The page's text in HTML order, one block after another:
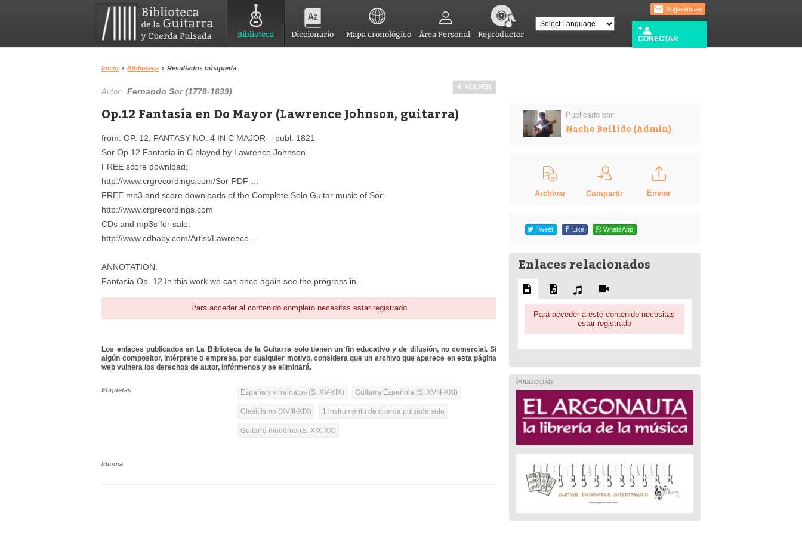
Biblioteca Diccionario Mapa cronológico Área Personal Reproductor
Sugerencias
CONECTAR
Inicio › Biblioteca › Resultados búsqueda
VOLVER
Autor:Fernando Sor (1778-1839)
Op.12 Fantasía en Do Mayor (Lawrence Johnson, guitarra)
from: OP. 12, FANTASY NO. 4 IN C MAJOR – publ. 1821
Sor Op 12 Fantasia in C played by Lawrence Johnson.
FREE score download:
http://www.crgrecordings.com/Sor-PDF-...
FREE mp3 and score downloads of the Complete Solo Guitar music of Sor:
http://www.crgrecordings.com
CDs and mp3s for sale:
http://www.cdbaby.com/Artist/Lawrence...
ANNOTATION:
Fantasia Op. 12 In this work we can once again see the progress in...
Para acceder al contenido completo necesitas estar registrado
Los enlaces publicados en La Biblioteca de la Guitarra solo tienen un fin educativo y de difusión, no comercial. Si
algún compositor, intérprete o empresa, por cualquier motivo, considera que un archivo que aparece en esta página
web vulnera los derechos de autor, infórmenos y se eliminará.
Etiquetas España y virreinatos (S. XV-XIX) Guitarra Española (S. XVIII-XXI)
Clasicismo (XVIII-XIX) 1 instrumento de cuerda pulsada solo
Guitarra moderna (S. XIX-XX)
Idioma
Publicado por:
Nacho Bellido (Admin)
Archivar Compartir Enviar
Tweet Like WhatsApp
Enlaces relacionados
Para acceder a este contenido necesitas
estar registrado
PUBLICIDAD